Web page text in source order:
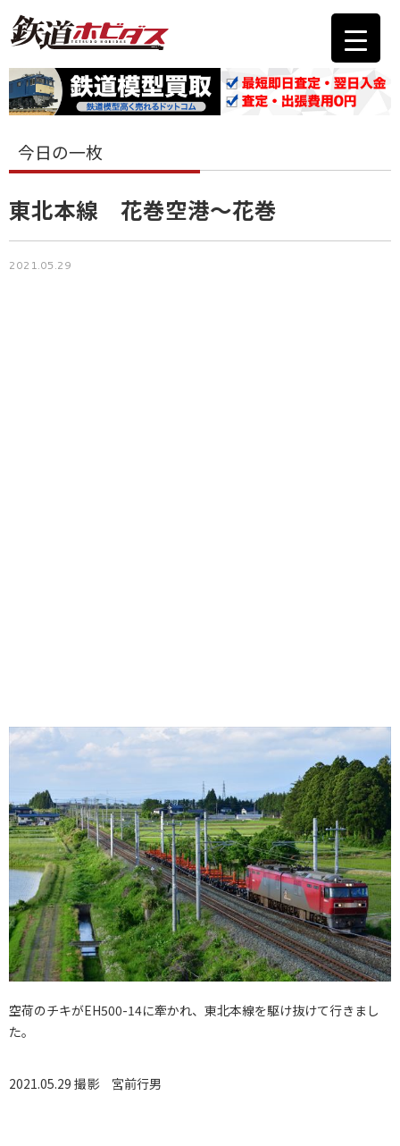
今日の一枚
東北本線 花巻空港～花巻
2021.05.29
空荷のチキがEH500-14に牽かれ、東北本線を駆け抜けて行きまし
た。
2021.05.29 撮影 宮前行男